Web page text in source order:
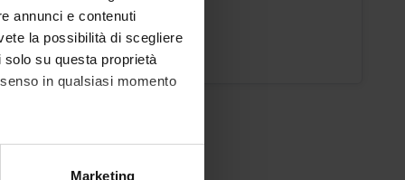
annunci e contenuti
la possibilità di scegliere
su questa proprietà
in qualsiasi momento
metro,Marketing
staff